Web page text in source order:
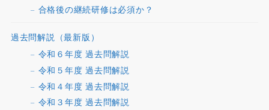
合格後の継続研修は必須か？
過去問解説（最新版）
令和６年度 過去問解説
令和５年度 過去問解説
令和４年度 過去問解説
令和３年度 過去問解説